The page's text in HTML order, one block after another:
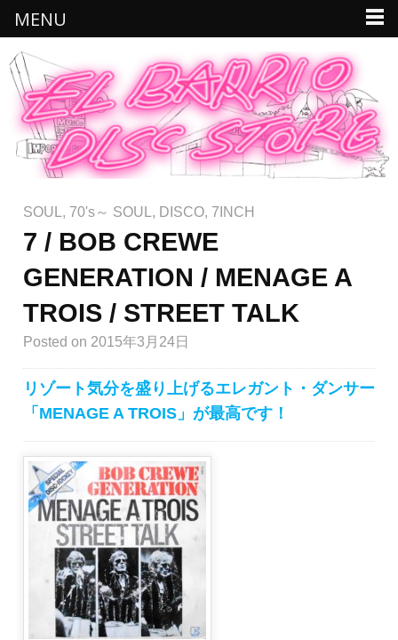
SOUL , 70's～ SOUL , DISCO, 7INCH
7 / BOB CREWE
GENERATION / MENAGE A
TROIS / STREET TALK
Posted on 2015年3月24日
リゾート気分を盛り上げるエレガント・ダンサー
「MENAGE A TROIS」が最高です！
MENU